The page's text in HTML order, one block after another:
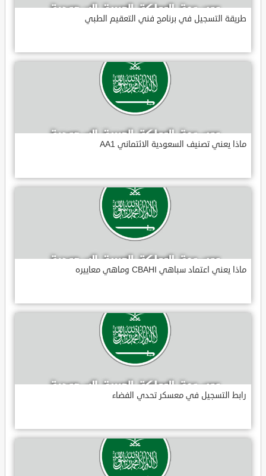
طريقة التسجيل في برنامج فني التعقيم الطبي
ماذا يعني تصنيف السعودية الائتماني AA1
ماذا يعني اعتماد سباهي CBAHI وماهي معاييره
رابط التسجيل في معسكر تحدي الفضاء